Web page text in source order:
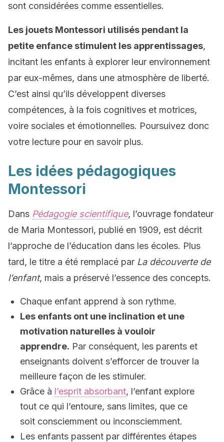
sont considérées comme essentielles.
Les jouets Montessori utilisés pendant la
petite enfance stimulent les apprentissages,
incitant les enfants à explorer leur environnement
par eux-mêmes, dans une atmosphère de liberté.
C’est ainsi qu’ils développent diverses
compétences, à la fois cognitives et motrices,
voire sociales et émotionnelles. Poursuivez donc
votre lecture pour en savoir plus.
Les idées pédagogiques
Montessori
Dans Pédagogie scientifique, l’ouvrage fondateur
de Maria Montessori, publié en 1909, est décrit
l’approche de l’éducation dans les écoles. Plus
tard, le titre a été remplacé par La découverte de
l’enfant, mais a préservé l’essence des concepts.
Chaque enfant apprend à son rythme.
Les enfants ont une inclination et une
motivation naturelles à vouloir
apprendre. Par conséquent, les parents et
enseignants doivent s’efforcer de trouver la
meilleure façon de les stimuler.
Grâce à l’esprit absorbant, l’enfant explore
tout ce qui l’entoure, sans limites, que ce
soit consciemment ou inconsciemment.
Les enfants passent par différentes étapes